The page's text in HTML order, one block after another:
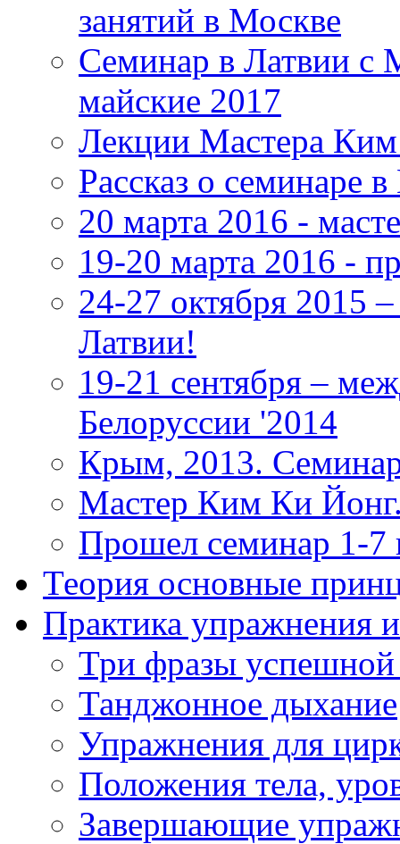
занятий в Москве
Семинар в Латвии
майские 2017
Лекции Мастера
Рассказ о семинаре
20 марта 2016 -
19-20 марта 2016 -
24-27 октября 2015
Латвии!
19-21 сентября –
Белоруссии '2014
Крым, 2013.
Мастер Ким Ки
Прошел семинар 1-7
Теория основные
Практика упражнения
Три фразы успешной
Танджонное дыхание
Упражнения для
Положения тела,
Завершающие